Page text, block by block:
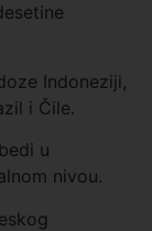
Indoneziji,
i Čile.
u
nivou.